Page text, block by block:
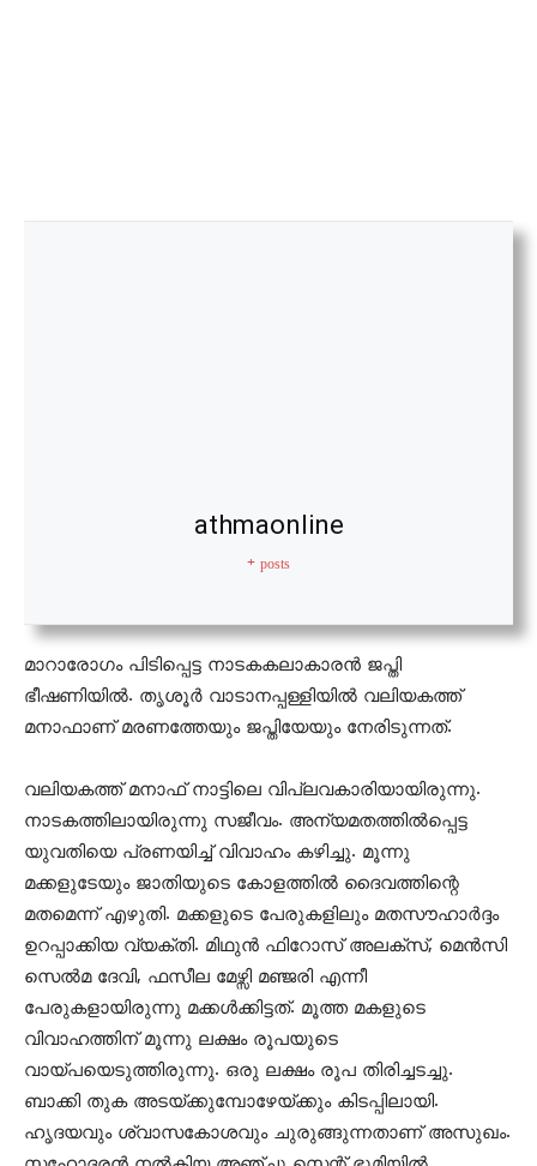
athmaonline
+ posts
മാറാരോഗം പിടിപ്പെട്ട നാടകകലാകാരന്‍ ജപ്തി
ഭീഷണിയില്‍. തൃശൂര്‍ വാടാനപ്പള്ളിയില്‍ വലിയകത്ത്
മനാഫാണ് മരണത്തേയും ജപ്തിയേയും നേരിടുന്നത്.
വലിയകത്ത് മനാഫ് നാട്ടിലെ വിപ്ലവകാരിയായിരുന്നു.
നാടകത്തിലായിരുന്നു സജീവം. അന്യമതത്തില്‍പ്പെട്ട
യുവതിയെ പ്രണയിച്ച് വിവാഹം കഴിച്ചു. മൂന്നു
മക്കളുടേയും ജാതിയുടെ കോളത്തില്‍ ദൈവത്തിന്റെ
മതമെന്ന് എഴുതി. മക്കളുടെ പേരുകളിലും മതസൗഹാര്‍ദ്ദം
ഉറപ്പാക്കിയ വ്യക്തി. മിഥുന്‍ ഫിറോസ് അലക്സ്, മെന്‍സി
സെല്‍മ ദേവി, ഫസീല മേഴ്സി മഞ്ജരി എന്നീ
പേരുകളായിരുന്നു മക്കള്‍ക്കിട്ടത്. മൂത്ത മകളുടെ
വിവാഹത്തിന് മൂന്നു ലക്ഷം രൂപയുടെ
വായ്പയെടുത്തിരുന്നു. ഒരു ലക്ഷം രൂപ തിരിച്ചടച്ചു.
ബാക്കി തുക അടയ്ക്കുമ്പോഴേയ്ക്കും കിടപ്പിലായി.
ഹൃദയവും ശ്വാസകോശവും ചുരുങ്ങുന്നതാണ് അസുഖം.